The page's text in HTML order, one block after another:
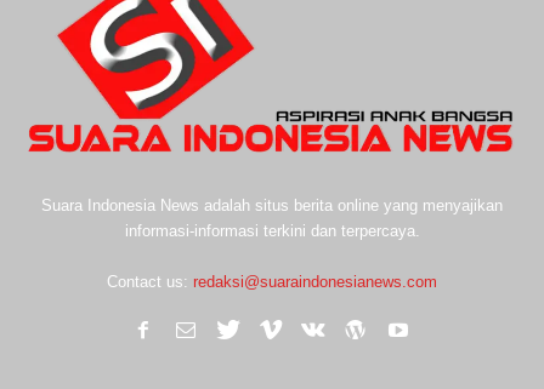
Suara Indonesia News adalah situs berita online yang menyajikan
informasi-informasi terkini dan terpercaya.
Contact us: redaksi@suaraindonesianews.com